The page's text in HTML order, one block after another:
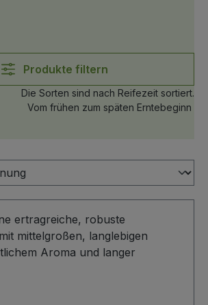
Produkte filtern
Die Sorten sind nach Reifezeit sortiert.
Vom frühen zum späten Erntebeginn